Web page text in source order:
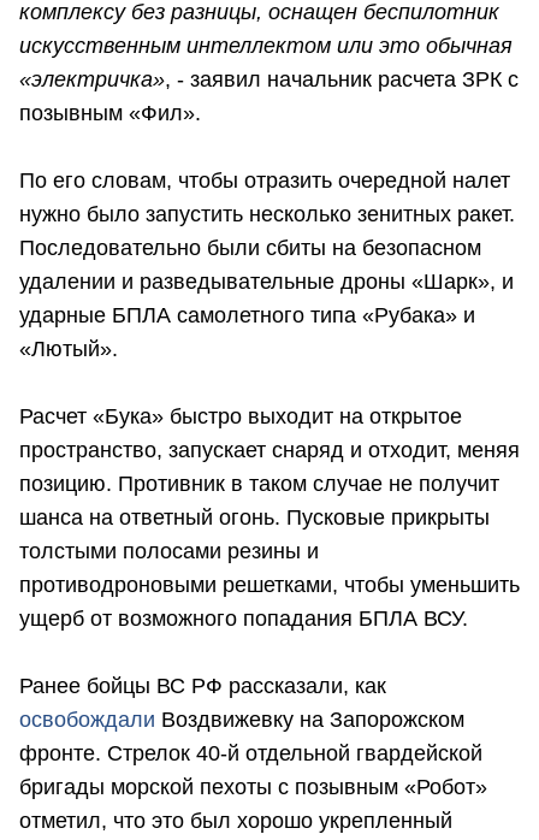
комплексу без разницы, оснащен беспилотник
искусственным интеллектом или это обычная
«электричка», - заявил начальник расчета ЗРК с
позывным «Фил».
По его словам, чтобы отразить очередной налет
нужно было запустить несколько зенитных ракет.
Последовательно были сбиты на безопасном
удалении и разведывательные дроны «Шарк», и
ударные БПЛА самолетного типа «Рубака» и
«Лютый».
Расчет «Бука» быстро выходит на открытое
пространство, запускает снаряд и отходит, меняя
позицию. Противник в таком случае не получит
шанса на ответный огонь. Пусковые прикрыты
толстыми полосами резины и
противодроновыми решетками, чтобы уменьшить
ущерб от возможного попадания БПЛА ВСУ.
Ранее бойцы ВС РФ рассказали, как
освобождали Воздвижевку на Запорожском
фронте. Стрелок 40-й отдельной гвардейской
бригады морской пехоты с позывным «Робот»
отметил, что это был хорошо укрепленный